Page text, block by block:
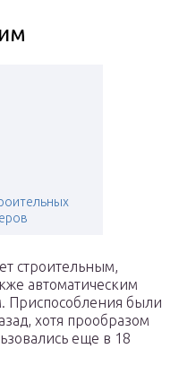
строительным,
автоматическим
Приспособления были
хотя прообразом
еще в 18